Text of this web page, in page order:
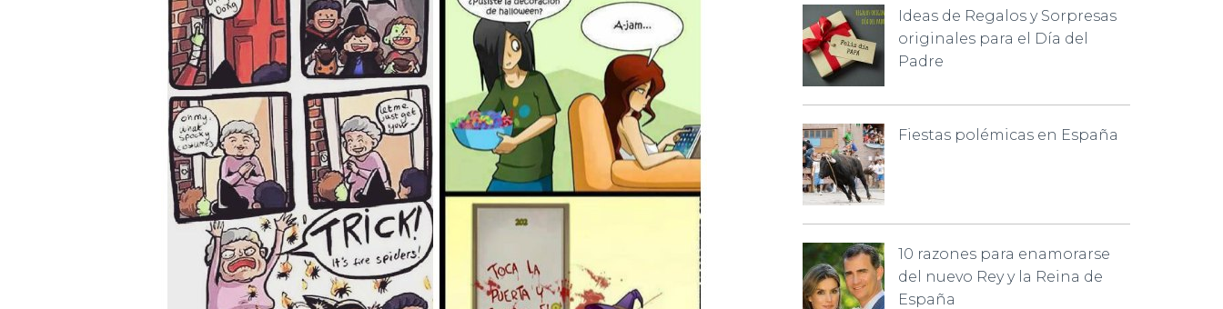
Ideas de Regalos y Sorpresas
originales para el Día del
Padre
Fiestas polémicas en España
10 razones para enamorarse
del nuevo Rey y la Reina de
España